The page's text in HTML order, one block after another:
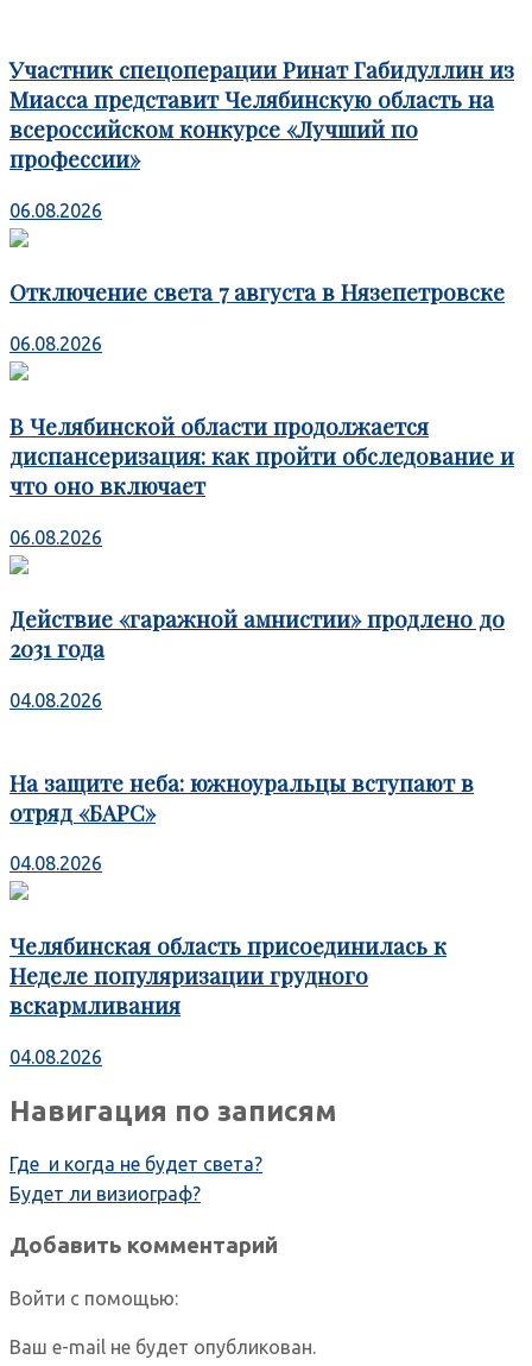
Участник спецоперации Ринат Габидуллин из
Миасса представит Челябинскую область на
всероссийском конкурсе «Лучший по
профессии»
06.08.2026
Отключение света 7 августа в Нязепетровске
06.08.2026
В Челябинской области продолжается
диспансеризация: как пройти обследование и
что оно включает
06.08.2026
Действие «гаражной амнистии» продлено до
2031 года
04.08.2026
На защите неба: южноуральцы вступают в
отряд «БАРС»
04.08.2026
Челябинская область присоединилась к
Неделе популяризации грудного
вскармливания
04.08.2026
Навигация по записям
Где и когда не будет света?
Будет ли визиограф?
Добавить комментарий
Войти с помощью:
Ваш e-mail не будет опубликован.